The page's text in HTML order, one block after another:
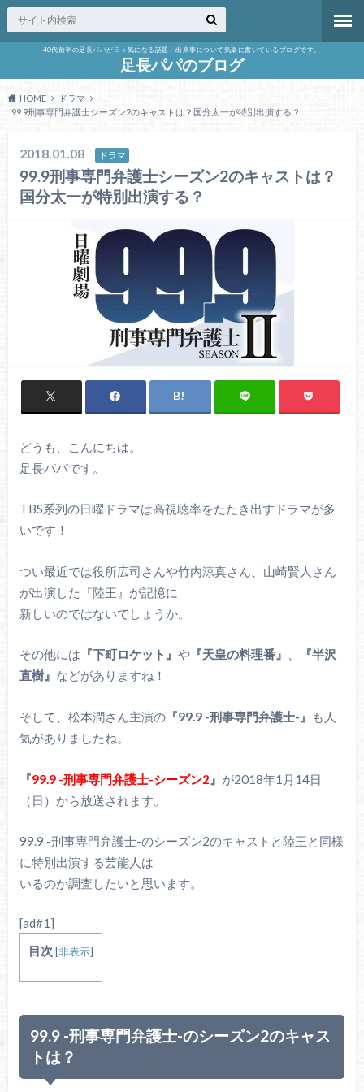
40代前半の足長パパが日々気になる話題・出来事について気楽に書いているブログです。
足長パパのブログ
HOME
ドラマ
99.9刑事専門弁護士シーズン2のキャストは？国分太一が特別出演する？
2018.01.08 ドラマ
99.9刑事専門弁護士シーズン2のキャストは？
国分太一が特別出演する？
どうも、こんにちは。
足長パパです。
TBS系列の日曜ドラマは高視聴率をたたき出すドラマが多
いです！
つい最近では役所広司さんや竹内涼真さん、山崎賢人さん
が出演した『陸王』が記憶に
新しいのではないでしょうか。
その他には 『下町ロケット』 や『天皇の料理番』
『半沢
直樹』 などがありますね！
そして、松本潤さん主演の『99.9 -刑事専門弁護士-』
も人
気がありましたね。
『99.9 -刑事専門弁護士-シーズン2 』 が2018年1月14日
（日）から放送されます。
99.9 -刑事専門弁護士-のシーズン2のキャストと陸王と同様
に特別出演する芸能人は
いるのか調査したいと思います。
[ad#1]
目次 [非表示]
99.9 -刑事専門弁護士-のシーズン2のキャス
トは？